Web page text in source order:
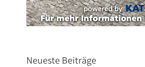
Neueste Beiträge